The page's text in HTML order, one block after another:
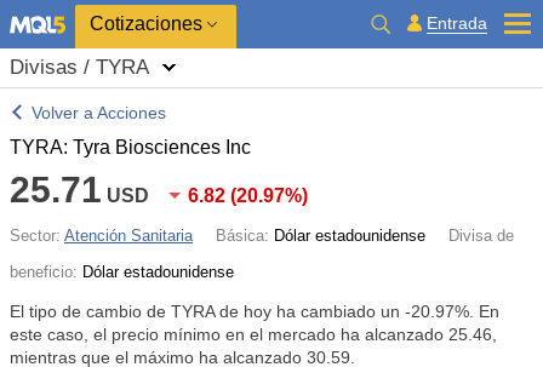
Cotizaciones Entrada
Divisas / TYRA
Volver a Acciones
TYRA: Tyra Biosciences Inc
25.71 USD 6.82 (20.97%)
Sector: Atención Sanitaria Básica: Dólar estadounidense
Divisa de
beneficio: Dólar estadounidense
El tipo de cambio de TYRA de hoy ha cambiado un -20.97% . En
este caso, el precio mínimo en el mercado ha alcanzado 25.46,
mientras que el máximo ha alcanzado 30.59.